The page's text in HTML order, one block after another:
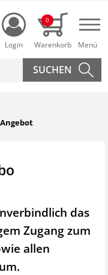
Login
0
das
Zugang zum
allen